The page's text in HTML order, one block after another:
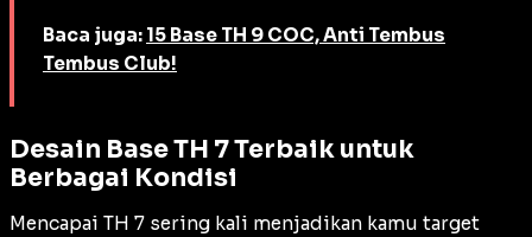
Baca juga: 15 Base TH 9 COC, Anti Tembus
Tembus Club!
Desain Base TH 7 Terbaik untuk
Berbagai Kondisi
Mencapai TH 7 sering kali menjadikan kamu target